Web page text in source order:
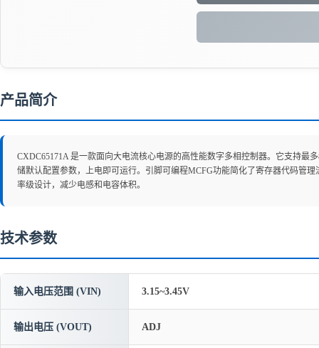
产品简介
CXDC65171A 是一款面向大电流核心电源的高性能数字多相控制器。它支持
储默认配置参数，上电即可运行。引脚可编程MCFG功能简化了寄存器代码管
率级设计，减少电感和电容体积。
技术参数
输入电压范围 (VIN) 3.15~3.45V
输出电压 (VOUT) ADJ